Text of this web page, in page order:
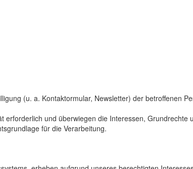
(u. a. Kontaktormular, Newsletter) der betroffenen
und überwiegen die Interessen, Grundrechte
für die Verarbeitung.